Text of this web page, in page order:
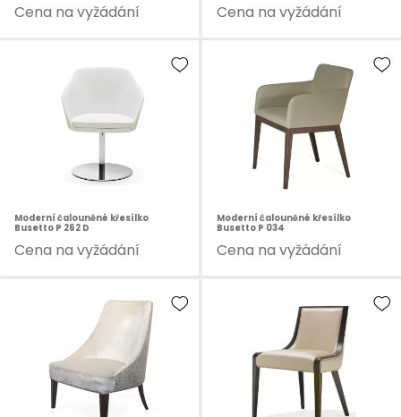
Cena na vyžádání Cena na vyžádání
Moderní čalouněné křesílko
Busetto P 262 D
Cena na vyžádání
Moderní čalouněné křesílko
Busetto P 034
Cena na vyžádání